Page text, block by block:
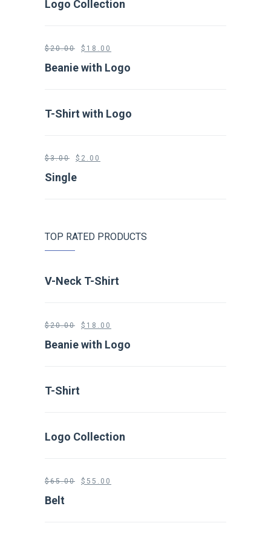
Logo Collection
$20.00 $ 18.00
Beanie with Logo
T-Shirt with Logo
$3.00 $ 2.00
Single
TOP RATED PRODUCTS
V-Neck T-Shirt
$20.00 $ 18.00
Beanie with Logo
T-Shirt
Logo Collection
$65.00 $ 55.00
Belt